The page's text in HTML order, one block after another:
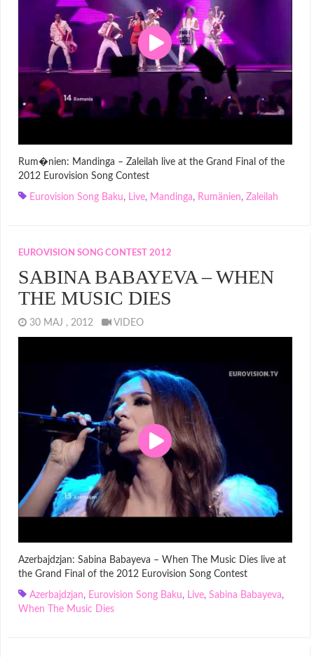
Rum�nien: Mandinga – Zaleilah live at the Grand Final of the
2012 Eurovision Song Contest
Eurovision Song Baku, Live, Mandinga, Rumänien, Zaleilah
EUROVISION SONG CONTEST 2012
SABINA BABAYEVA – WHEN
THE MUSIC DIES
30 MAJ , 2012 VIDEO
Azerbajdzjan: Sabina Babayeva – When The Music Dies live at
the Grand Final of the 2012 Eurovision Song Contest
Azerbajdzjan, Eurovision Song Baku, Live, Sabina Babayeva,
When The Music Dies